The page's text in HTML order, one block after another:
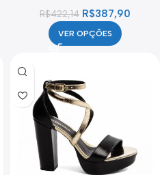
R$422,14 R$387,90
VER OPÇÕES